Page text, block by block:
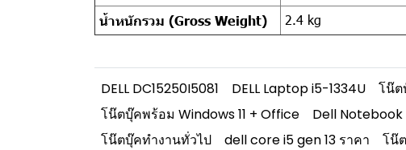
น้ำหนักรวม (Gross Weight) 2.4 kg
DELL DC15250I5081 DELL Laptop i5-1334U โน๊ต
โน๊ตบุ๊คพร้อม Windows 11 + Office
Dell Notebook
โน๊ตบุ๊คทำงานทั่วไป
dell core i5 gen 13 ราคา โน๊